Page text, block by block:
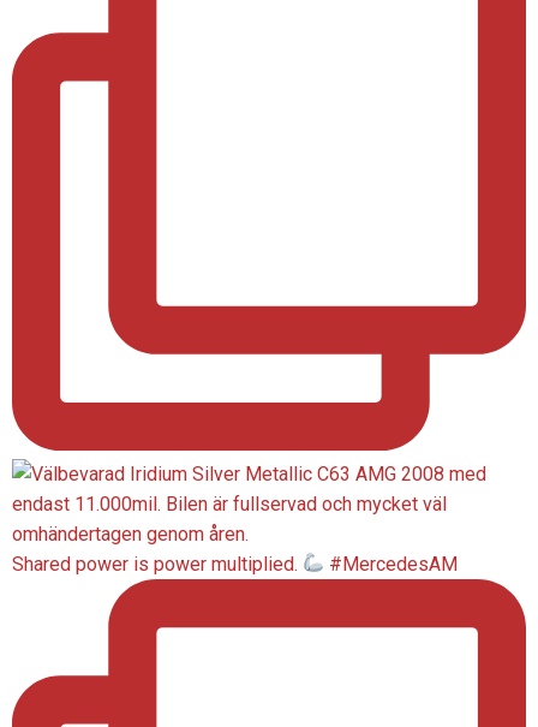
Shared power is power multiplied. #MercedesAM